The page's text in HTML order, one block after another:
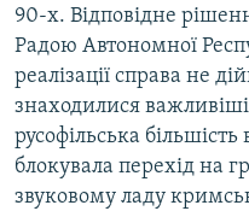
90-х. Відповідне
Радою Автономної
реалізації справа не
знаходилися
русофільська
блокувала перехід на
звуковому ладу